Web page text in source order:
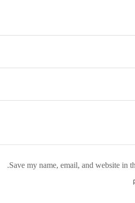
Save my name, email, and website in